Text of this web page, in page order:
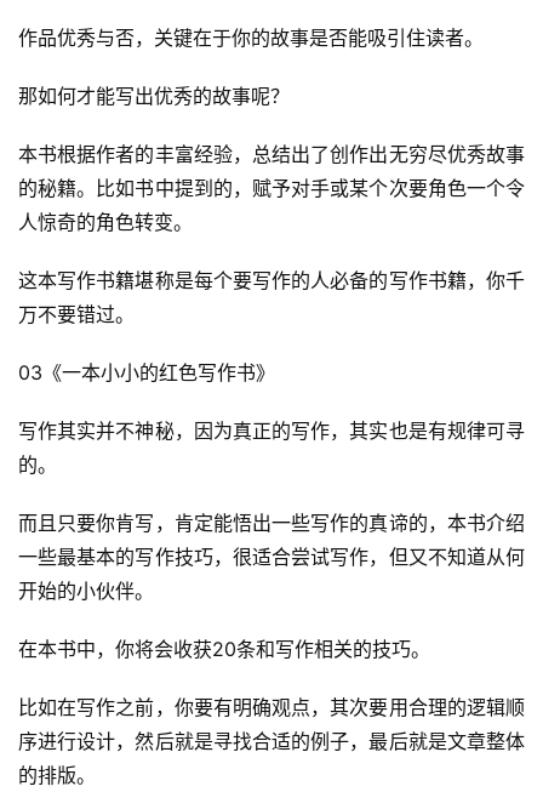
作品优秀与否，关键在于你的故事是否能吸引住读者。
那如何才能写出优秀的故事呢？
本书根据作者的丰富经验，总结出了创作出无穷尽优秀故事
的秘籍。比如书中提到的，赋予对手或某个次要角色一个令
人惊奇的角色转变。
这本写作书籍堪称是每个要写作的人必备的写作书籍，你千
万不要错过。
03《一本小小的红色写作书》
写作其实并不神秘，因为真正的写作，其实也是有规律可寻
的。
而且只要你肯写，肯定能悟出一些写作的真谛的，本书介绍
一些最基本的写作技巧，很适合尝试写作，但又不知道从何
开始的小伙伴。
在本书中，你将会收获20条和写作相关的技巧。
比如在写作之前，你要有明确观点，其次要用合理的逻辑顺
序进行设计，然后就是寻找合适的例子，最后就是文章整体
的排版。